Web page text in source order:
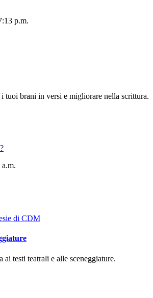
p.m.
tuoi brani in versi e migliorare nella scrittura.
di CDM
ai testi teatrali e alle sceneggiature.